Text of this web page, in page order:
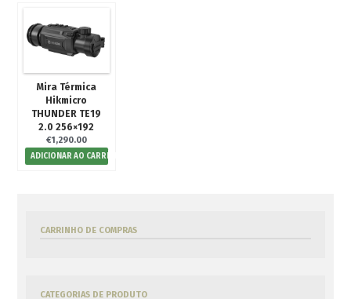
Mira Térmica
Hikmicro
THUNDER TE19
2.0 256×192
€1,290.00
ADICIONAR AO CARRINHO
CARRINHO DE COMPRAS
CATEGORIAS DE PRODUTO
Flechas/Virotões
Para Arco
Para Besta
Equipamentos
Atirador
Outdoor